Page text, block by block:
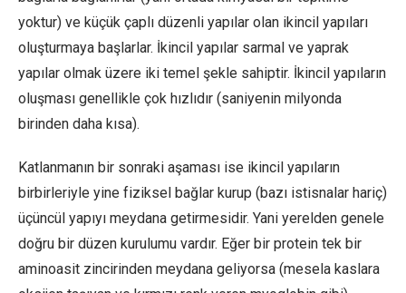
yoktur) ve küçük çaplı düzenli yapılar olan ikincil yapıları
oluşturmaya başlarlar. İkincil yapılar sarmal ve yaprak
yapılar olmak üzere iki temel şekle sahiptir. İkincil yapıların
oluşması genellikle çok hızlıdır (saniyenin milyonda
birinden daha kısa).
Katlanmanın bir sonraki aşaması ise ikincil yapıların
birbirleriyle yine fiziksel bağlar kurup (bazı istisnalar hariç)
üçüncül yapıyı meydana getirmesidir. Yani yerelden genele
doğru bir düzen kurulumu vardır. Eğer bir protein tek bir
aminoasit zincirinden meydana geliyorsa (mesela kaslara